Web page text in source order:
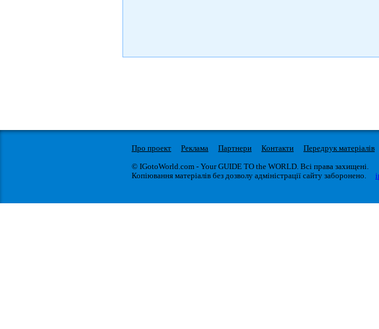
Про проект Реклама Партнери Контакти Передрук матеріалів
© IGotoWorld.com - Your GUIDE TO the WORLD. Всі права захищені.
Копіювання матеріалів без дозволу адміністрації сайту заборонено.